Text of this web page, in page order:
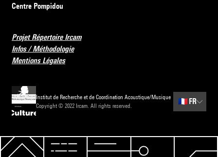
Centre Pompidou
Projet Répertoire Ircam
Infos / Méthodologie
Mentions Légales
Institut de Recherche et de Coordination Acoustique/Musique
Copyright © 2022 Ircam. All rights reserved.
🇫🇷 FR